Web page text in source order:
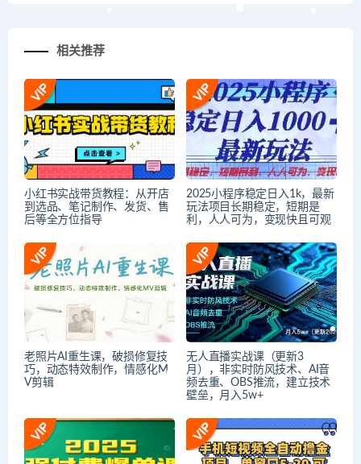
相关推荐
小红书实战带货教程：从开店
到选品、笔记制作、发货、售
后等全方位指导
2025小程序稳定日入1k，最新
玩法项目长期稳定，短期是
利，人人可为，变现快且可观
老照片AI重生课，破损修复技
巧，动态特效制作，情感化M
V剪辑
无人直播实战课（更新3
月），非实时防风技术、AI音
频去重、OBS推流，建立技术
壁垒，月入5w+